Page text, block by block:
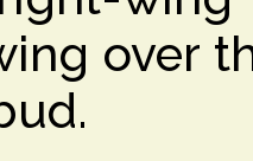
over